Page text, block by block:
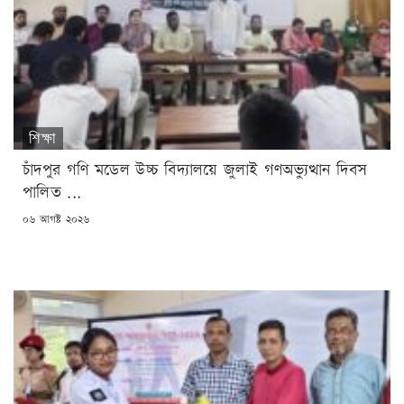
শিক্ষা
চাঁদপুর গণি মডেল উচ্চ বিদ্যালয়ে জুলাই গণঅভ্যুত্থান দিবস
পালিত ...
POSTED
০৬ আগষ্ট ২০২৬